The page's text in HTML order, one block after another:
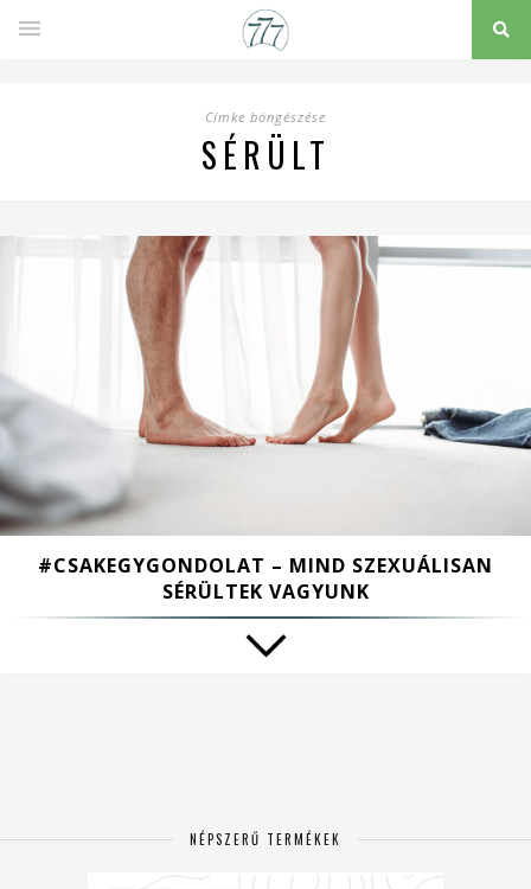
Címke böngészése
SÉRÜLT
#CSAKEGYGONDOLAT – MIND SZEXUÁLISAN
SÉRÜLTEK VAGYUNK
NÉPSZERŰ TERMÉKEK